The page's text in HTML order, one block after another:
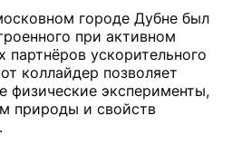
городе Дубне был
при активном
партнёров ускорительного
коллайдер позволяет
физические эксперименты,
природы и свойств